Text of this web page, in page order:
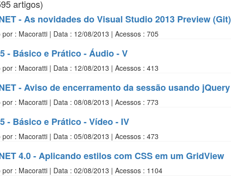
artigos)
- As novidades do Visual Studio 2013 Preview (Git)
por : Macoratti | Data : 12/08/2013 | Acessos : 705
- Básico e Prático - Áudio - V
por : Macoratti | Data : 12/08/2013 | Acessos : 413
- Aviso de encerramento da sessão usando jQuery
por : Macoratti | Data : 08/08/2013 | Acessos : 773
- Básico e Prático - Vídeo - IV
por : Macoratti | Data : 05/08/2013 | Acessos : 473
4.0 - Aplicando estilos com CSS em um GridView
por : Macoratti | Data : 02/08/2013 | Acessos : 1104